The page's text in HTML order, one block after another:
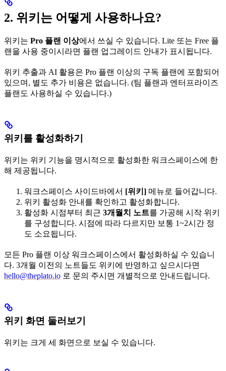
2. 위키는 어떻게 사용하나요?
위키는 Pro 플랜 이상에서 쓰실 수 있습니다. Lite 또는 Free 플
랜을 사용 중이시라면 플랜 업그레이드 안내가 표시됩니다.
위키 추출과 AI 활용은 Pro 플랜 이상의 구독 플랜에 포함되어
있으며, 별도 추가 비용은 없습니다. (팀 플랜과 엔터프라이즈
플랜도 사용하실 수 있습니다.)
위키를 활성화하기
위키는 위키 기능을 명시적으로 활성화한 워크스페이스에 한
해 제공됩니다.
워크스페이스 사이드바에서 [위키] 메뉴로 들어갑니다.
위키 활성화 안내를 확인하고 활성화합니다.
활성화 시점부터 최근 3개월치 노트를 가공해 시작 위키
를 구성합니다. 시점에 따라 다르지만 보통 1~2시간 정
도 소요됩니다.
모든 Pro 플랜 이상 워크스페이스에서 활성화하실 수 있습니
다. 3개월 이전의 노트들도 위키에 반영하고 싶으시다면
hello@theplato.io 로 문의 주시면 개별적으로 안내드립니다.
위키 화면 둘러보기
위키는 크게 세 화면으로 보실 수 있습니다.